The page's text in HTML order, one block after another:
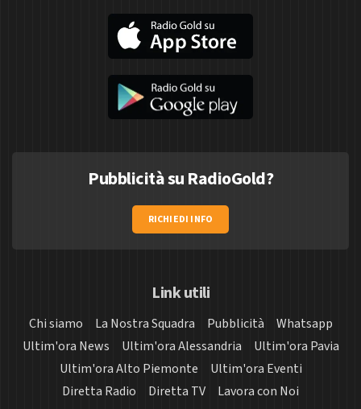
Pubblicità su RadioGold?
RICHIEDI INFO
Link utili
Chi siamo La Nostra Squadra Pubblicità
Whatsapp
Ultim'ora News
Ultim'ora Alessandria
Ultim'ora Pavia
Ultim'ora Alto Piemonte
Ultim'ora Eventi
Diretta Radio
Diretta TV Lavora con Noi